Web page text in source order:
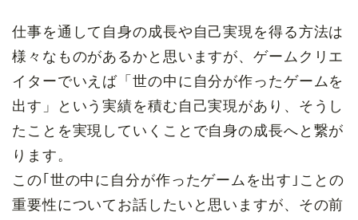
仕事を通して自身の成長や自己実現を得る方法は
様々なものがあるかと思いますが、ゲームクリエ
イターでいえば「世の中に自分が作ったゲームを
出す」という実績を積む自己実現があり、そうし
たことを実現していくことで自身の成長へと繋が
ります。
この｢世の中に自分が作ったゲームを出す｣ことの
重要性についてお話したいと思いますが、その前